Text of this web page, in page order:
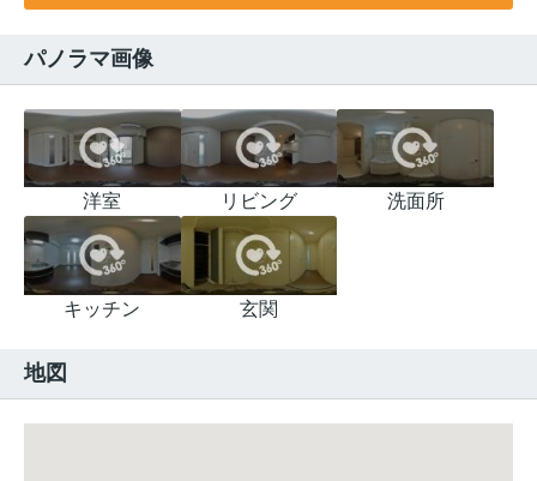
パノラマ画像
洋室 リビング 洗面所
キッチン 玄関
地図